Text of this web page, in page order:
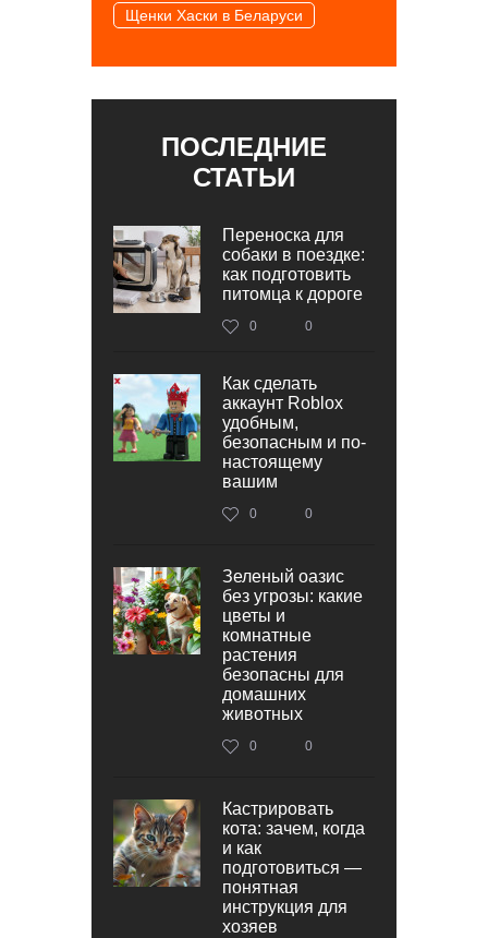
Щенки Хаски в Беларуси
ПОСЛЕДНИЕ
СТАТЬИ
Переноска для
собаки в поездке:
как подготовить
питомца к дороге
0 0
Как сделать
аккаунт Roblox
удобным,
безопасным и по-
настоящему
вашим
0 0
Зеленый оазис
без угрозы: какие
цветы и
комнатные
растения
безопасны для
домашних
животных
0 0
Кастрировать
кота: зачем, когда
и как
подготовиться —
понятная
инструкция для
хозяев